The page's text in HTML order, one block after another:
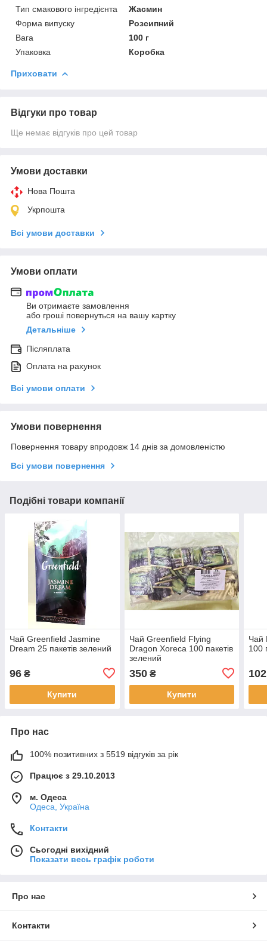
Тип смакового інгредієнта
Жасмин
Форма випуску
Розсипний
Вага
100 г
Упаковка
Коробка
Приховати
Відгуки про товар
Ще немає відгуків про цей товар
Умови доставки
Нова Пошта
Укрпошта
Всі умови доставки
Умови оплати
Ви отримаєте замовлення
або гроші повернуться на вашу картку
Детальніше
Післяплата
Оплата на рахунок
Всі умови оплати
Умови повернення
Повернення товару впродовж 14 днів за домовленістю
Всі умови повернення
Подібні товари компанії
Чай Greenfield Jasmine
Dream 25 пакетів зелений
96 ₴
Купити
Чай Greenfield Flying
Dragon Xoreca 100 пакетів
зелений
350₴
Купити
Чай
100
102
Про нас
100% позитивних з 5519 відгуків за рік
Працює з 29.10.2013
м. Одеса
Одеса, Україна
Контакти
Сьогодні вихідний
Показати весь графік роботи
Про нас
Контакти